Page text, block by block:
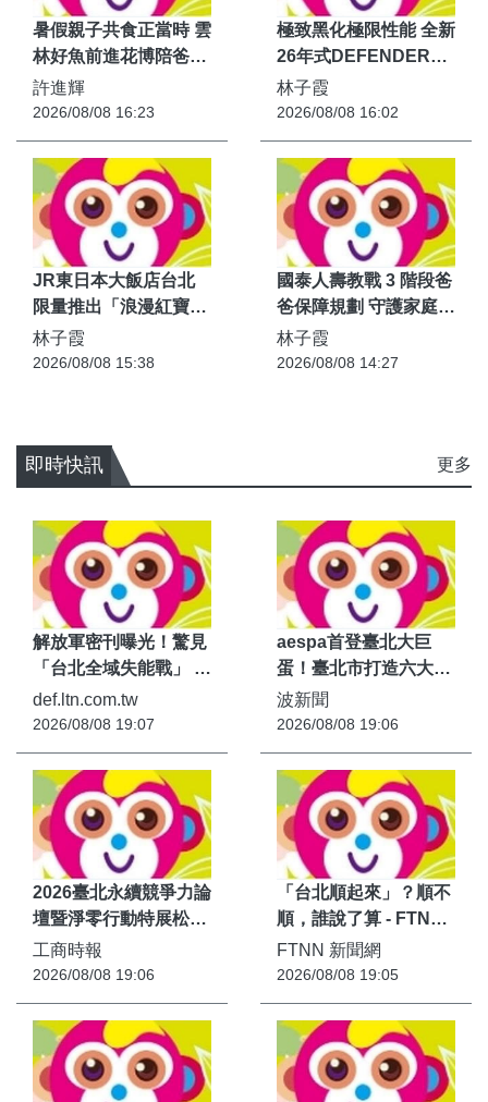
暑假親子共食正當時 雲
林好魚前進花博陪爸爸
過節
許進輝
2026/08/08 16:23
極致黑化極限性能 全新
26年式DEFENDER
OCTA BLACK限量登
台
林子霞
2026/08/08 16:02
JR東日本大飯店台北
限量推出「浪漫紅寶
石」蛋糕 日本石川縣夢
幻逸品演繹夏末頂級甜
林子霞
2026/08/08 15:38
國泰人壽教戰 3 階段爸
爸保障規劃 守護家庭全
壘打
林子霞
2026/08/08 14:27
即時快訊 更多
解放軍密刊曝光！驚見
「台北全域失能戰」 3
大路線逼台迅速投降 -
def.ltn.com.tw
def.ltn.com.tw
2026/08/08 19:07
aespa首登臺北大巨
蛋！臺北市打造六大官
方限定城市應援 集章再
抽「首爾來回機票」 -
波新聞
2026/08/08 19:06
2026臺北永續競爭力論
壇暨淨零行動特展松山
文創登場- 商情 - 工商
時報
工商時報
2026/08/08 19:06
「台北順起來」？順不
順，誰說了算 - FTNN
新聞網
FTNN 新聞網
2026/08/08 19:05